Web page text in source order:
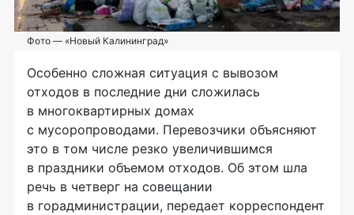
Фото — «Новый Калининград»
Особенно сложная ситуация с вывозом
отходов в последние дни сложилась
в многоквартирных домах
с мусоропроводами. Перевозчики объясняют
это в том числе резко увеличившимся
в праздники объемом отходов. Об этом шла
речь в четверг на совещании
в горадминистрации, передает корреспондент